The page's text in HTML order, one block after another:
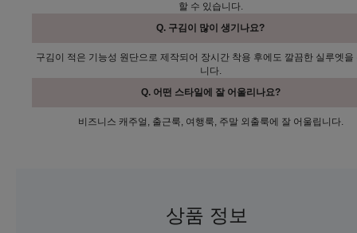
할 수 있습니다.
Q. 구김이 많이 생기나요?
구김이 적은 기능성 원단으로 제작되어 장시간 착용 후에도 깔끔한 실루엣을
니다.
Q. 어떤 스타일에 잘 어울리나요?
비즈니스 캐주얼, 출근룩, 여행룩, 주말 외출룩에 잘 어울립니다.
상품 정보